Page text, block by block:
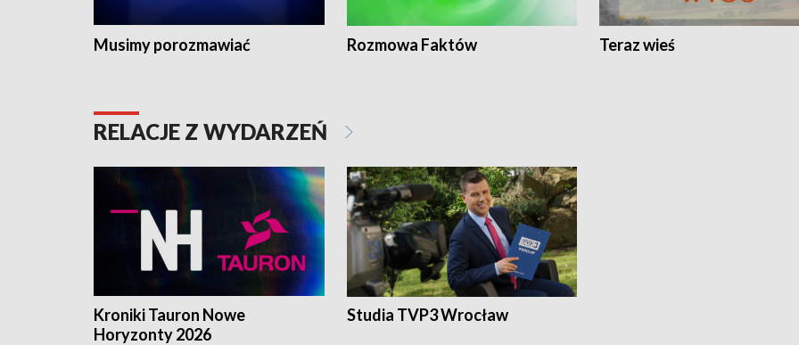
Musimy porozmawiać Rozmowa Faktów Teraz wieś
RELACJE Z WYDARZEŃ
Kroniki Tauron Nowe
Horyzonty 2026
Studia TVP3 Wrocław